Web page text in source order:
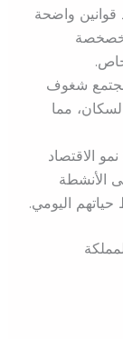
واضحة
شغوف
من 60% من السكان، مما
الاقتصاد
الأنشطة
اليومي.